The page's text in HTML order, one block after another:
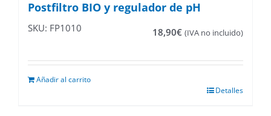
Postfiltro BIO y regulador de pH
SKU: FP1010 18,90€ (IVA no incluido)
Añadir al carrito
Detalles